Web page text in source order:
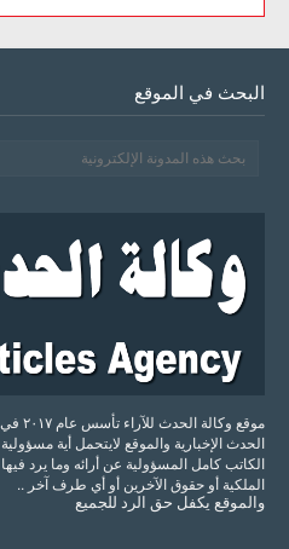
البحث في الموقع
موقع
الحدث الإخبارية والموقع لايتحمل أية
الكاتب كامل المسؤولية عن أرائه وما يرد
الملكية أو حقوق الآخرين أو أي طرف آخر ..
والموقع يكفل حق الرد للجميع